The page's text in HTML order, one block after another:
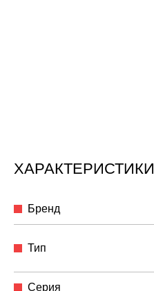
ХАРАКТЕРИСТИКИ
Бренд
Тип
Серия